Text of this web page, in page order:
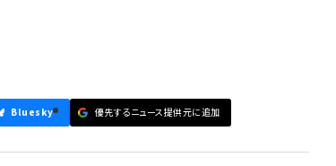
Bluesky 優先するニュース提供元に追加